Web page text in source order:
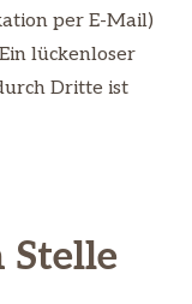
per E-Mail)
lückenloser
Dritte ist